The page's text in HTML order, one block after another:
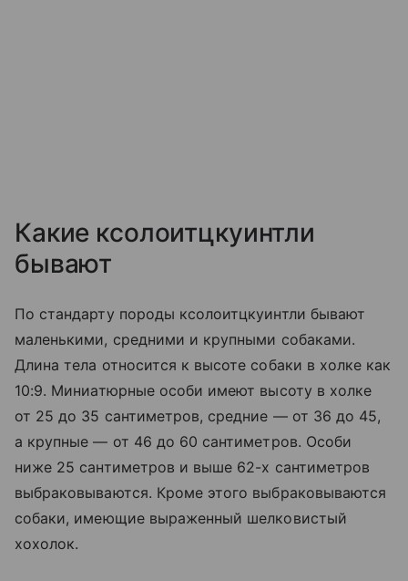
Какие кcoлоитцкуинтли
бывают
По стандарту породы кcoлоитцкуинтли бывают
маленькими, средними и крупными собаками.
Длина тела относится к высоте собаки в холке как
10:9. Миниатюрные особи имеют высоту в холке
от 25 до 35 сантиметров, средние — от 36 до 45,
а крупные — от 46 до 60 сантиметров. Особи
ниже 25 сантиметров и выше 62-х сантиметров
выбраковываются. Кроме этого выбраковываются
собаки, имеющие выраженный шелковистый
хохолок.